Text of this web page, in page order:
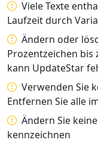
Viele Texte
Laufzeit durch
Ändern oder
Prozentzeichen bis
kann UpdateStar
Verwenden Sie
Entfernen Sie alle
Ändern Sie keine
kennzeichnen